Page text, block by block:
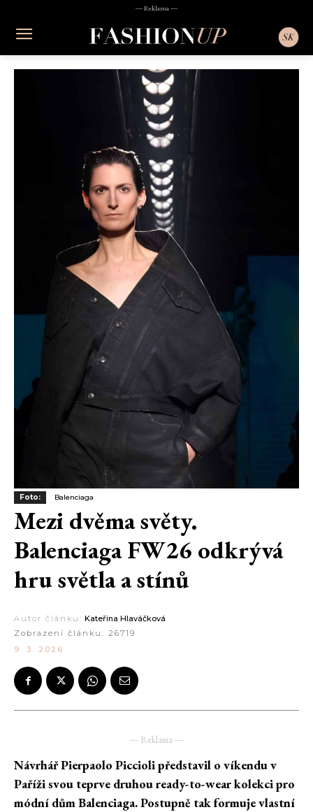
― Reklama ―
Foto: Balenciaga
Mezi dvěma světy.
Balenciaga FW26 odkrývá
hru světla a stínů
Autor článku: Kateřina Hlaváčková
Zobrazení článku: 26719
9. 3. 2026
― Reklama ―
Návrhář Pierpaolo Piccioli představil o víkendu v
Paříži svou teprve druhou ready-to-wear kolekci pro
módní dům Balenciaga. Postupně tak formuje vlastní